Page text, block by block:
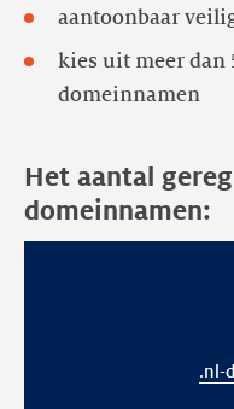
aantoonbaar
kies uit meer dan
domeinnamen
Het aantal
domeinnamen:
.nl-